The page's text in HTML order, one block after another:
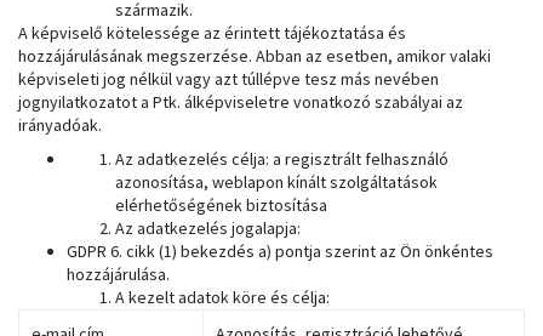
származik.
A képviselő kötelessége az érintett tájékoztatása és
hozzájárulásának megszerzése. Abban az esetben, amikor valaki
képviseleti jog nélkül vagy azt túllépve tesz más nevében
jognyilatkozatot a Ptk. álképviseletre vonatkozó szabályai az
irányadóak.
Az adatkezelés célja: a regisztrált felhasználó
azonosítása, weblapon kínált szolgáltatások
elérhetőségének biztosítása
Az adatkezelés jogalapja:
GDPR 6. cikk (1) bekezdés a) pontja szerint az Ön önkéntes
hozzájárulása.
A kezelt adatok köre és célja: